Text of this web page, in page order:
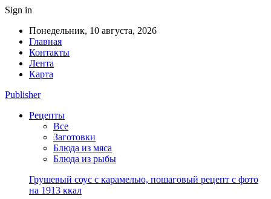
Sign in
Понедельник, 10 августа, 2026
Главная
Контакты
Лента
Карта
Publisher
Рецепты
Все
Заготовки
Блюда из мяса
Блюда из рыбы
Грушевый соус с карамелью, пошаговый рецепт с фото
на 1913 ккал